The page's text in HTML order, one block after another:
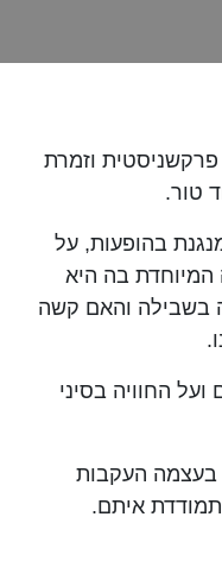
וזמרת
טור.
בהופעות, על
המיוחדת בה היא
בשבילה והאם קשה
החוויה בסיני
בעצמה העקבות
איתם.